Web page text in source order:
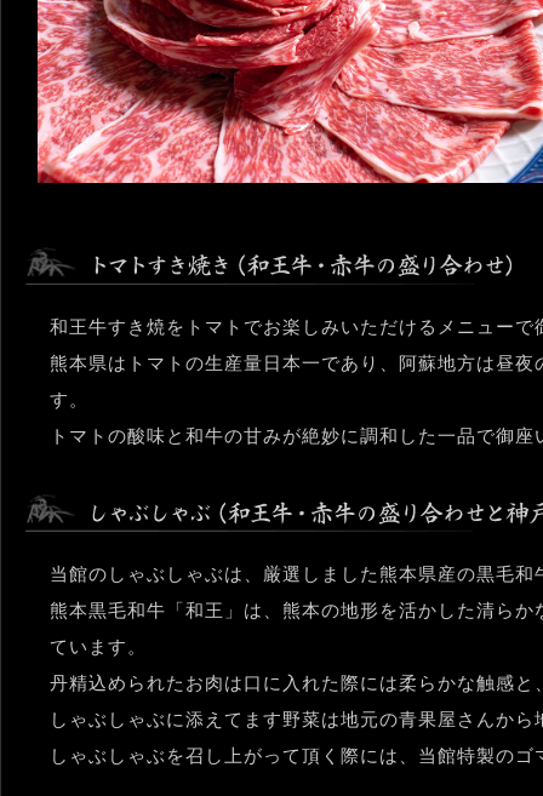
和王牛すき焼をトマトでお楽しみいただけるメニューで
熊本県はトマトの生産量日本一であり、阿蘇地方は昼
す。
トマトの酸味と和牛の甘みが絶妙に調和した一品で御座
当館のしゃぶしゃぶは、厳選しました熊本県産の黒毛
熊本黒毛和牛「和王」は、熊本の地形を活かした清ら
ています。
丹精込められたお肉は口に入れた際には柔らかな触感
しゃぶしゃぶに添えてます野菜は地元の青果屋さんか
しゃぶしゃぶを召し上がって頂く際には、当館特製の